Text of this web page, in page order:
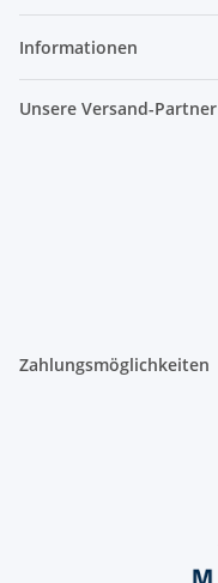
Informationen
Unsere Versand-Partner
Zahlungsmöglichkeiten